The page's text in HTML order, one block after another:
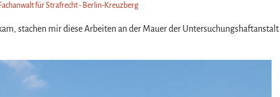
für Strafrecht - Berlin-Kreuzberg
stachen mir diese Arbeiten an der Mauer der